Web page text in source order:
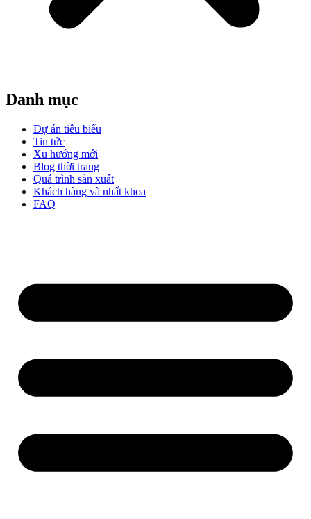
Danh mục
Dự án tiêu biểu
Tin tức
Xu hướng mới
Blog thời trang
Quá trình sản xuất
Khách hàng và nhất khoa
FAQ